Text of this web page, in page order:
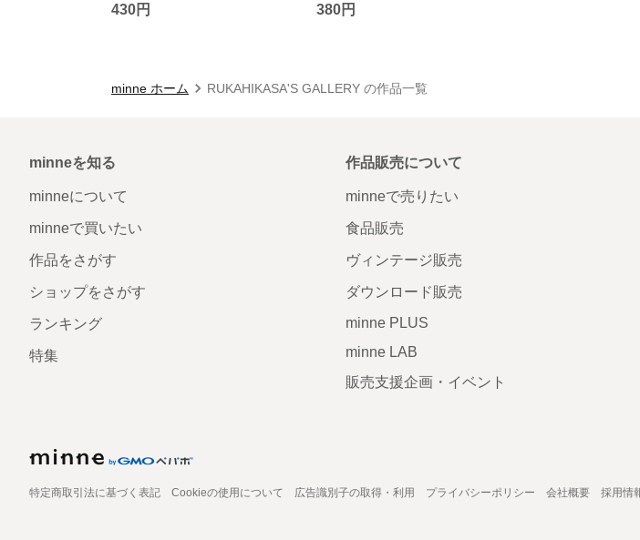
430円 380円
minne ホーム RUKAHIKASA'S GALLERY の作品一覧
minneを知る
minneについて
minneで買いたい
作品をさがす
ショップをさがす
ランキング
特集
作品販売について
minneで売りたい
食品販売
ヴィンテージ販売
ダウンロード販売
minne PLUS
minne LAB
販売支援企画・イベント
特定商取引法に基づく表記 Cookieの使用について 広告識別子の取得・利用 プライバシーポリシー 会社概要 採用情